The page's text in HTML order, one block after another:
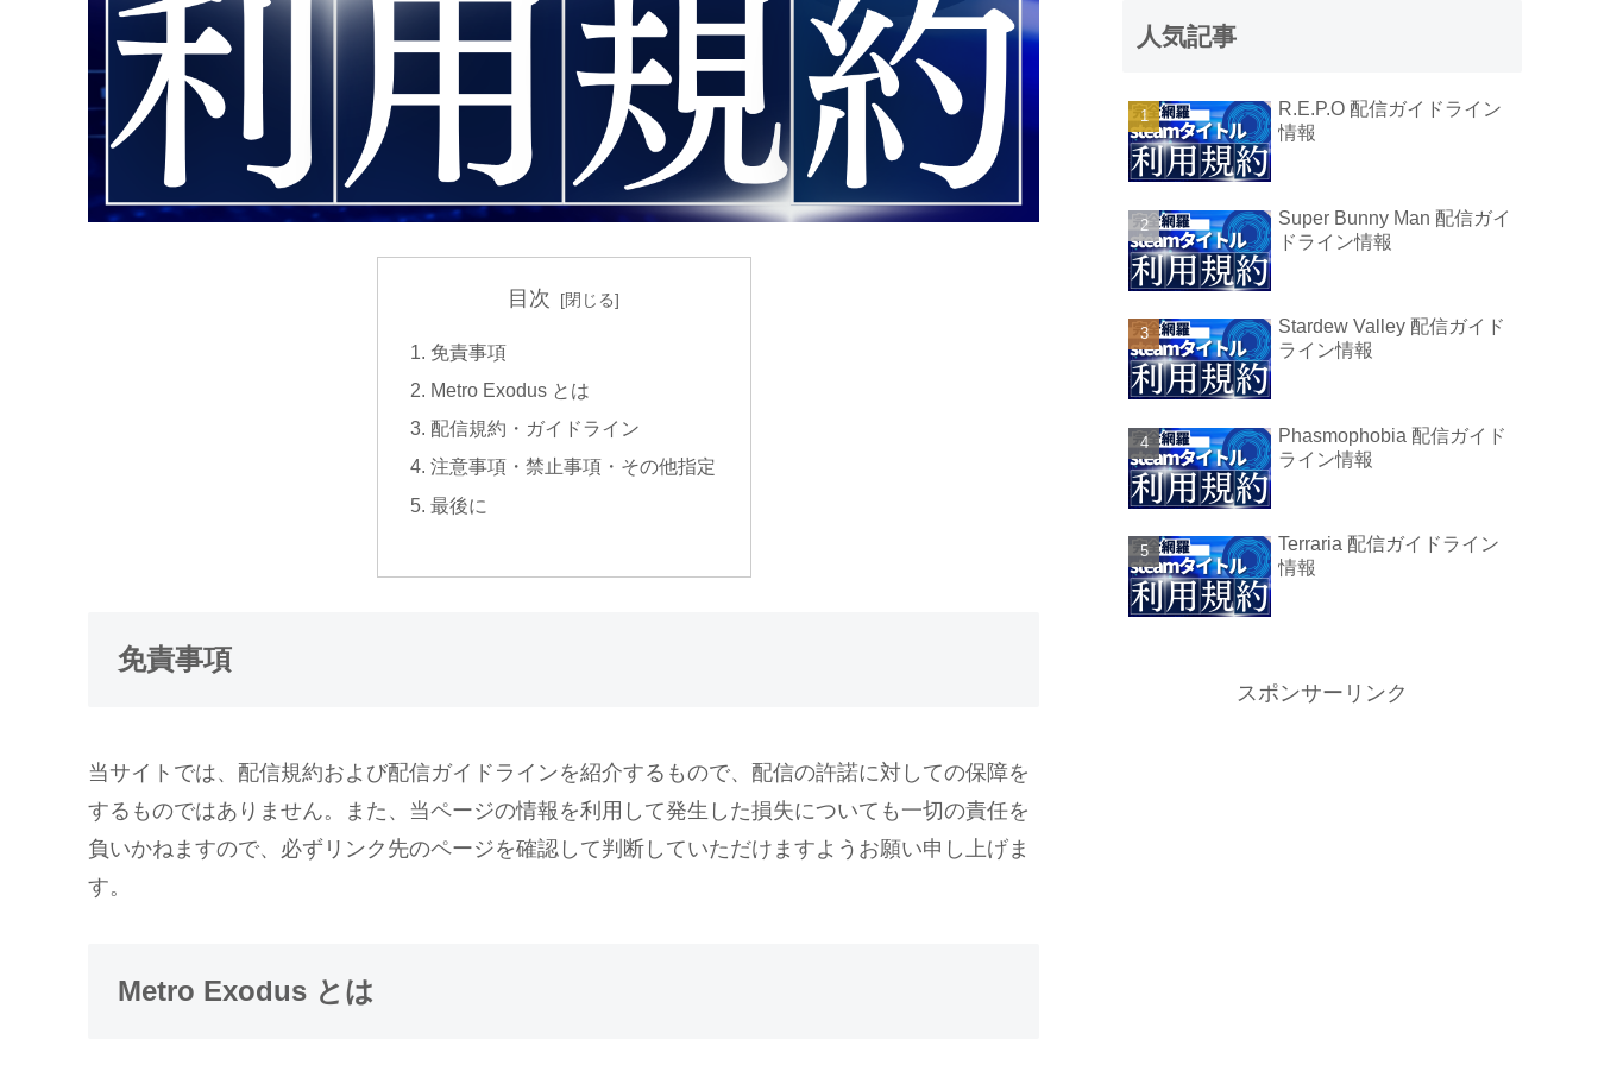
目次
免責事項
Metro Exodus とは
配信規約・ガイドライン
注意事項・禁止事項・その他指定
最後に
免責事項
当サイトでは、配信規約および配信ガイドラインを紹介するもので、配信の許諾に対しての保障を
するものではありません。また、当ページの情報を利用して発生した損失についても一切の責任を
負いかねますので、必ずリンク先のページを確認して判断していただけますようお願い申し上げま
す。
Metro Exodus とは
人気記事
R.E.P.O 配信ガイドライン
情報
Super Bunny Man 配信ガイ
ドライン情報
Stardew Valley 配信ガイド
ライン情報
Phasmophobia 配信ガイド
ライン情報
Terraria 配信ガイドライン
情報
スポンサーリンク